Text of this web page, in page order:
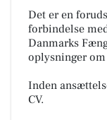
Det er en
forbindelse
Danmarks
oplysninger
Inden
CV.